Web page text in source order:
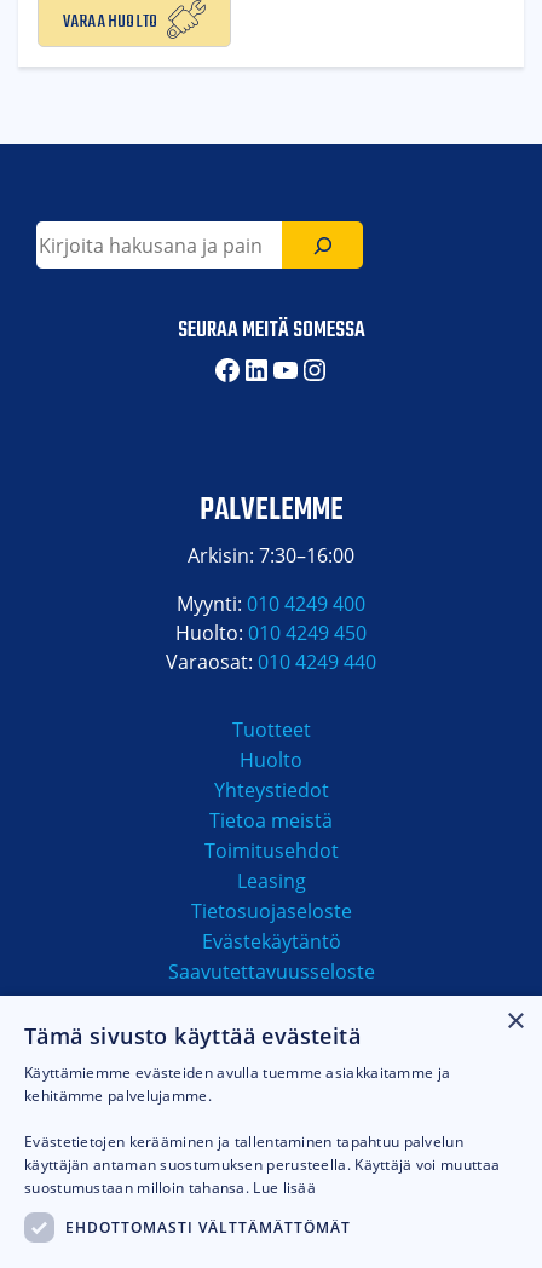
Varaa huolto
Etsi
SEURAA MEITÄ SOMESSA
Facebook
LinkedIn
YouTube
Instagram
PALVELEMME
Arkisin: 7:30–16:00
Myynti: 010 4249 400
Huolto: 010 4249 450
Varaosat: 010 4249 440
Tuotteet
Huolto
Yhteystiedot
Tietoa meistä
Toimitusehdot
Leasing
Tietosuojaseloste
Evästekäytäntö
Saavutettavuusseloste
MAKSUTAVAT
×
Tämä sivusto käyttää evästeitä
Käyttämiemme evästeiden avulla tuemme asiakkaitamme ja
kehitämme palvelujamme.
Evästetietojen kerääminen ja tallentaminen tapahtuu palvelun
käyttäjän antaman suostumuksen perusteella. Käyttäjä voi muuttaa
suostumustaan milloin tahansa. Lue lisää
EHDOTTOMASTI VÄLTTÄMÄTTÖMÄT